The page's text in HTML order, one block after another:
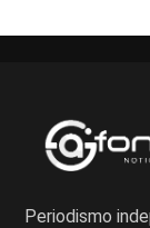
Periodismo